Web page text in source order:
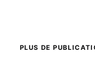
PLUS DE